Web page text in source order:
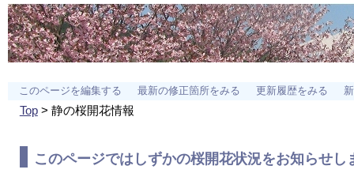
このページを編集する 最新の修正箇所をみる 更新履歴をみる
Top> 静の桜開花情報
このページでは しずかの桜開花状況をお知らせし